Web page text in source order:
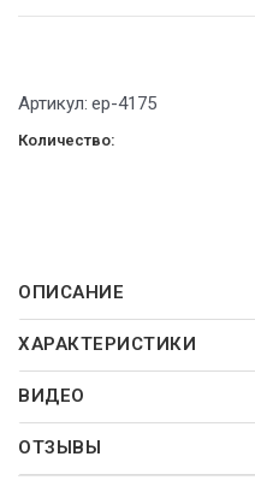
Артикул: ep-4175
Количество:
ОПИСАНИЕ
ХАРАКТЕРИСТИКИ
ВИДЕО
ОТЗЫВЫ